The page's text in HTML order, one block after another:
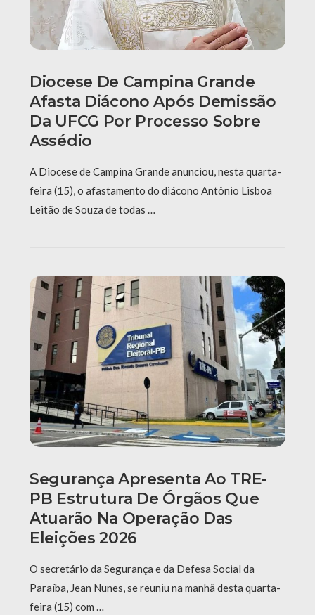
Diocese De Campina Grande
Afasta Diácono Após Demissão
Da UFCG Por Processo Sobre
Assédio
A Diocese de Campina Grande anunciou, nesta quarta-
feira (15), o afastamento do diácono Antônio Lisboa
Leitão de Souza de todas …
Segurança Apresenta Ao TRE-
PB Estrutura De Órgãos Que
Atuarão Na Operação Das
Eleições 2026
O secretário da Segurança e da Defesa Social da
Paraíba, Jean Nunes, se reuniu na manhã desta quarta-
feira (15) com …